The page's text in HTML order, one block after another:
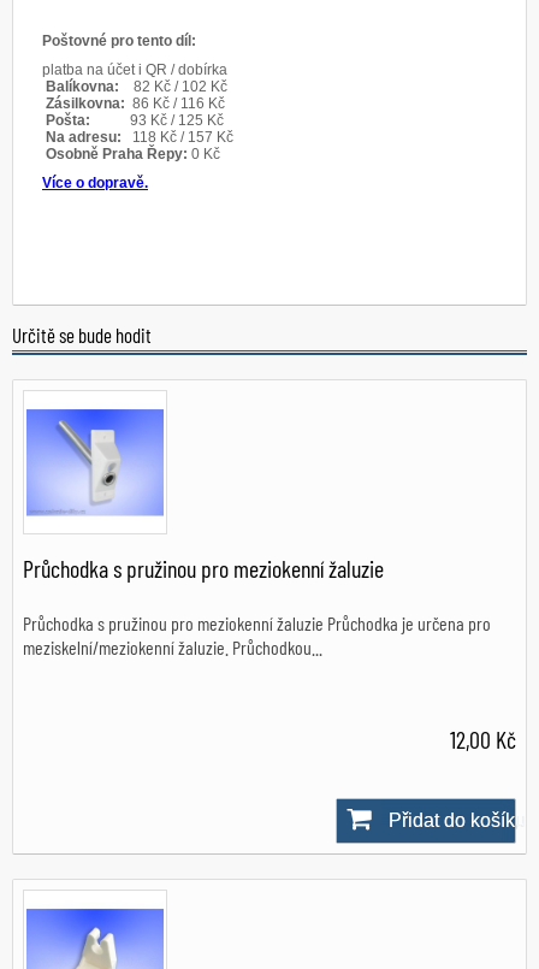
Určitě se bude hodit
Průchodka s pružinou pro meziokenní žaluzie
Průchodka s pružinou pro meziokenní žaluzie Průchodka je určena pro
meziskelní/meziokenní žaluzie. Průchodkou...
12,00 Kč
Přidat do košíku
Skladem